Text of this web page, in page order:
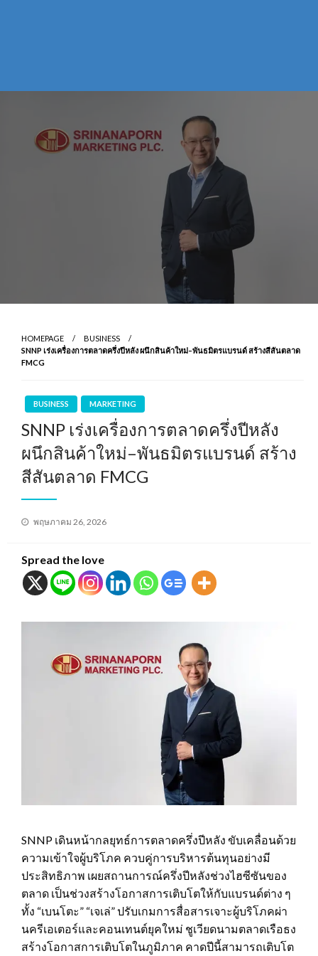
HOMEPAGE
BUSINESS
SNNP เร่งเครื่องการตลาดครึ่งปีหลัง ผนึกสินค้าใหม่–พันธมิตรแบรนด์ สร้างสีสันตลาด
FMCG
BUSINESS MARKETING
SNNP เร่งเครื่องการตลาดครึ่งปีหลัง
ผนึกสินค้าใหม่–พันธมิตรแบรนด์ สร้าง
สีสันตลาด FMCG
Posted
พฤษภาคม 26, 2026
Spread the love
SNNP เดินหน้ากลยุทธ์การตลาดครึ่งปีหลัง ขับเคลื่อนด้วย
ความเข้าใจผู้บริโภค ควบคู่การบริหารต้นทุนอย่างมี
ประสิทธิภาพ เผยสถานการณ์ครึ่งปีหลังช่วงไฮซีซันของ
ตลาด เป็นช่วงสร้างโอกาสการเติบโตให้กับแบรนด์ต่าง ๆ
ทั้ง “เบนโตะ” “เจเล่” ปรับเกมการสื่อสารเจาะผู้บริโภคผ่า
นครีเอเตอร์และคอนเทนต์ยุคใหม่ ชูเวียดนามตลาดเรือธง
สร้างโอกาสการเติบโตในภูมิภาค คาดปีนี้สามารถเติบโต